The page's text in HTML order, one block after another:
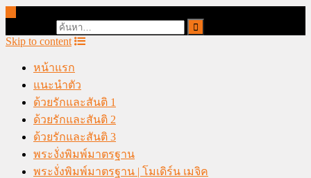
Skip to content
หน้าแรก
แนะนำตัว
ด้วยรักและสันติ 1
ด้วยรักและสันติ 2
ด้วยรักและสันติ 3
พระงั่งพิมพ์มาตรฐาน
พระงั่งพิมพ์มาตรฐาน | โมเดิร์น เมจิค